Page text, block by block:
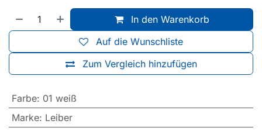
In den Warenkorb
Zum Vergleich hinzufügen
Auf die Wunschliste
Farbe: 01 weiß
Marke: Leiber